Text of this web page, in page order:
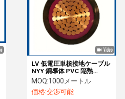
LV 低電圧単核接地ケーブル
NYY 銅導体 PVC 隔熱
CU/PVC/PVC 1x120mm2
IEC60502-1
MOQ:1000メートル
価格:交渉可能